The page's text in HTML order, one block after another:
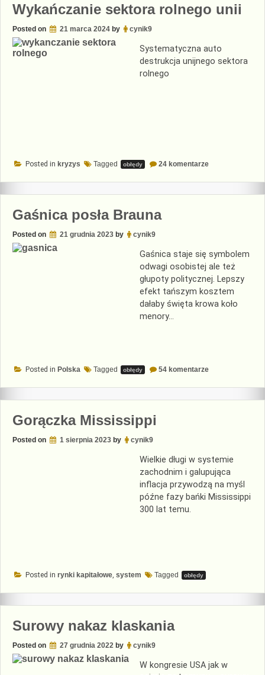
Wykańczanie sektora rolnego unii
Posted on 21 marca 2024 by cynik9
Systematyczna auto
destrukcja unijnego sektora
rolnego
Posted in kryzys Tagged obłędy 24 komentarzedo
unii
Gaśnica posła Brauna
Posted on 21 grudnia 2023 by cynik9
Gaśnica staje się symbolem
odwagi osobistej ale też
głupoty politycznej. Lepszy
efekt tańszym kosztem
dałaby święta krowa koło
menory…
Posted in Polska Tagged obłędy 54 komentarzedo
Gorączka Mississippi
Posted on 1 sierpnia 2023 by cynik9
Wielkie długi w systemie
zachodnim i galupująca
inflacja przywodzą na myśl
późne fazy bańki Mississippi
300 lat temu.
Posted in rynki kapitałowe, system Tagged obłędy
Surowy nakaz klaskania
Posted on 27 grudnia 2022 by cynik9
W kongresie USA jak w